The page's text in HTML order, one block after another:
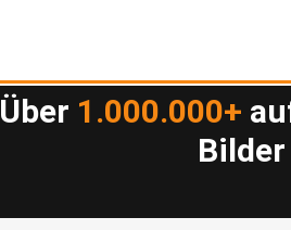
1.000.000+
Bilder